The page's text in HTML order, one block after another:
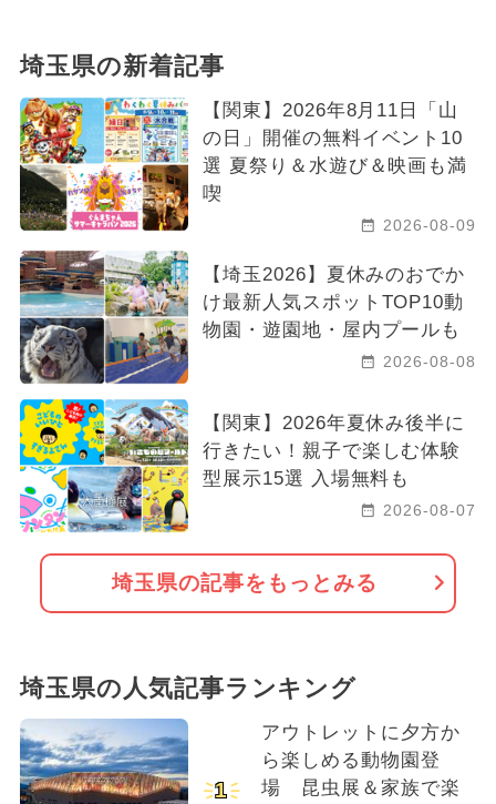
埼玉県の新着記事
【関東】2026年8月11日「山
の日」開催の無料イベント10
選 夏祭り＆水遊び＆映画も満
喫
2026-08-09
【埼玉2026】夏休みのおでか
け最新人気スポットTOP10動
物園・遊園地・屋内プールも
2026-08-08
【関東】2026年夏休み後半に
行きたい！親子で楽しむ体験
型展示15選 入場無料も
2026-08-07
埼玉県の記事をもっとみる
埼玉県の人気記事ランキング
1
アウトレットに夕方か
ら楽しめる動物園登
場 昆虫展＆家族で楽